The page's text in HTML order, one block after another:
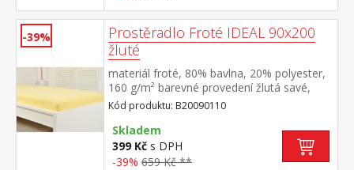
-39%
Prostěradlo Froté IDEAL 90x200
žluté
materiál froté, 80% bavlna, 20% polyester,
160 g/m² barevné provedení žlutá savé,
odolné, stálobarevné, obšito gumou pro
matrace do výšky 25 cm pratelné do 40 °C
Kód produktu: B20090110
Skladem
399 Kč s DPH
-39% 659 Kč **